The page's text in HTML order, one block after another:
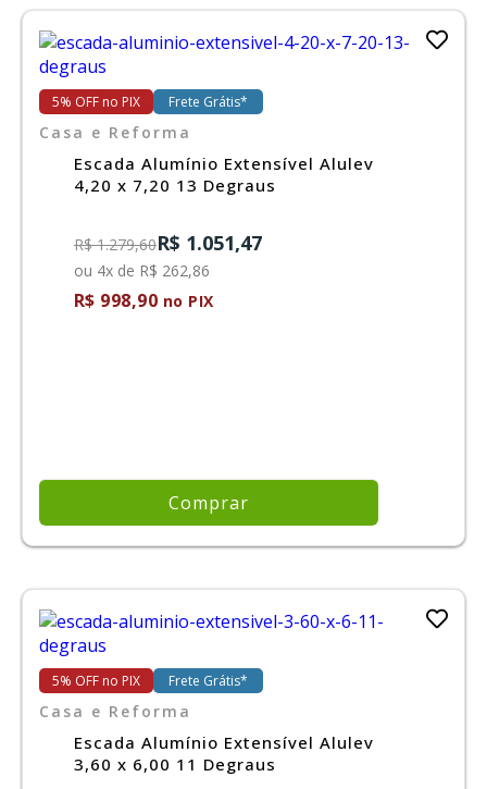
5% OFF no PIX Frete Grátis*
Casa e Reforma
Escada Alumínio Extensível Alulev
4,20 x 7,20 13 Degraus
R$ 1.279,60R$ 1.051,47
ou 4x de R$ 262,86
R$ 998,90 no PIX
Comprar
5% OFF no PIX Frete Grátis*
Casa e Reforma
Escada Alumínio Extensível Alulev
3,60 x 6,00 11 Degraus